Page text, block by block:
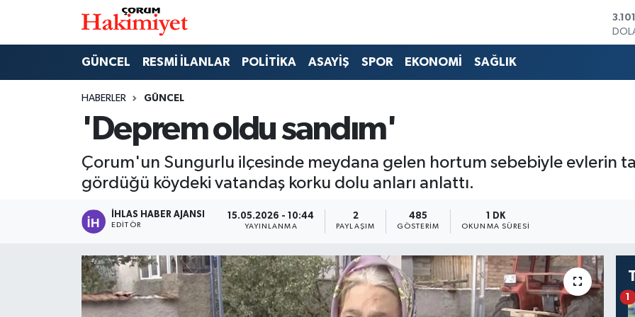
GÜNCEL RESMİ İLANLAR POLİTİKA ASAYİŞ SPOR EKONOMİ SAĞLIK
HABERLER GÜNCEL
'Deprem oldu sandım'
Çorum'un Sungurlu ilçesinde meydana gelen hortum sebebiyle evlerin
gördüğü köydeki vatandaş korku dolu anları anlattı.
İHLAS HABER AJANSI
EDITÖR
15.05.2026 - 10:44
YAYINLANMA
2
PAYLAŞIM
485
GÖSTERIM
1 DK
OKUNMA SÜRESI
1
GÜNCEL
AKTÜEL
EĞİTİM
Nöbetçi Eczaneler
Çorum Namaz Vakitleri
Trafik Durumu
Tüm Manşetler
Son Dakika Haberleri
Haber Arşivi